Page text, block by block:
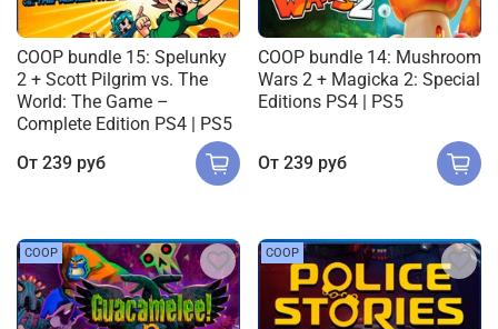
COOP bundle 15: Spelunky
2 + Scott Pilgrim vs. The
World: The Game –
Complete Edition PS4 | PS5
От 239 руб
COOP bundle 14: Mushroom
Wars 2 + Magicka 2: Special
Editions PS4 | PS5
От 239 руб
COOP COOP